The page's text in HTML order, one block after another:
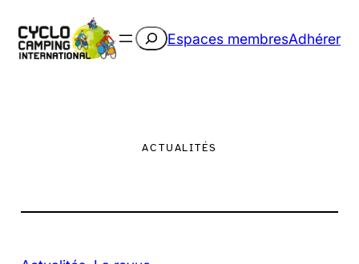
au
contenu
Rechercher
Espaces membresAdhérer
ACTUALITÉS